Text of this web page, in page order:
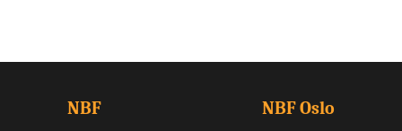
NBF NBF Oslo